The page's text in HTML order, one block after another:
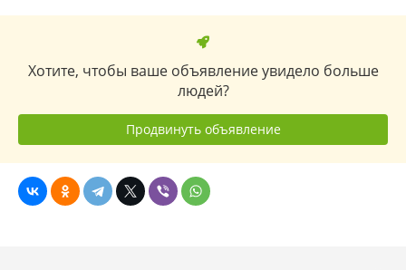
Хотите, чтобы ваше объявление увидело больше
людей?
Продвинуть объявление